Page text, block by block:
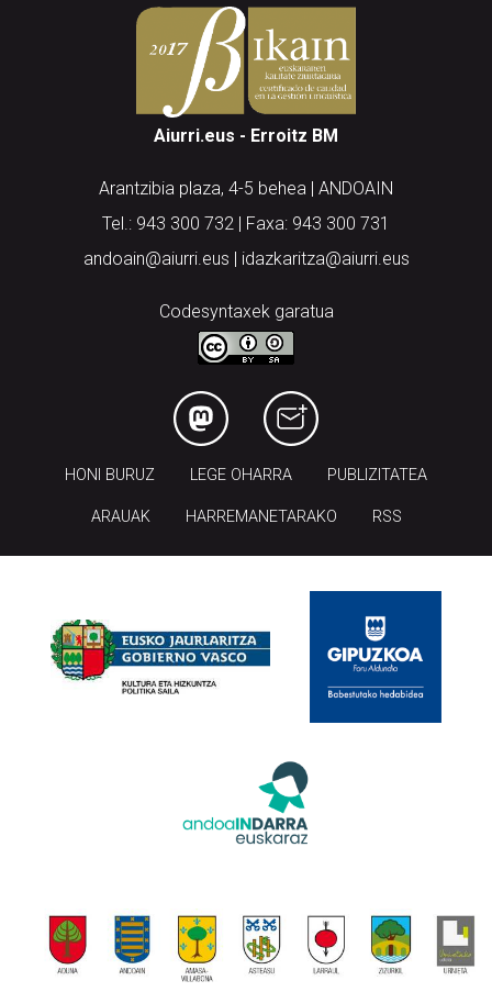
Aiurri.eus - Erroitz BM
Arantzibia plaza, 4-5 behea | ANDOAIN
Tel.: 943 300 732 | Faxa: 943 300 731
andoain@aiurri.eus | idazkaritza@aiurri.eus
Codesyntaxek garatua
HONI BURUZ LEGE OHARRA PUBLIZITATEA
ARAUAK HARREMANETARAKO RSS